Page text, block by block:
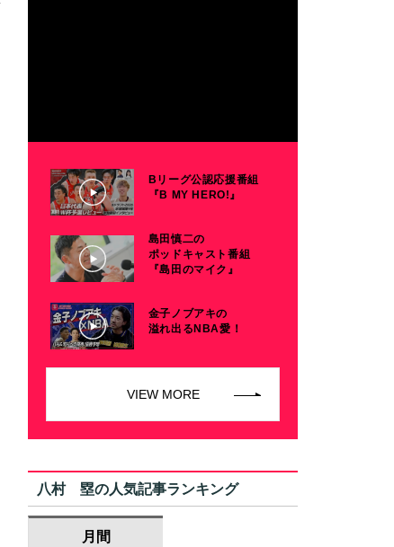
Bリーグ公認応援番組
『B MY HERO!』
島田慎二の
ポッドキャスト番組
『島田のマイク』
金子ノブアキの
溢れ出るNBA愛！
VIEW MORE
八村 塁の人気記事ランキング
月間